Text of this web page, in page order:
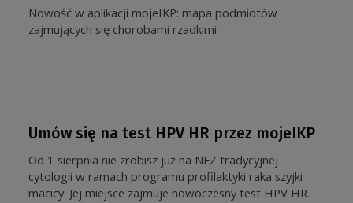
Nowość w aplikacji mojeIKP: mapa podmiotów
zajmujących się chorobami rzadkimi
Umów się na test HPV HR przez mojeIKP
Od 1 sierpnia nie zrobisz już na NFZ tradycyjnej
cytologii w ramach programu profilaktyki raka szyjki
macicy. Jej miejsce zajmuje nowoczesny test HPV HR.